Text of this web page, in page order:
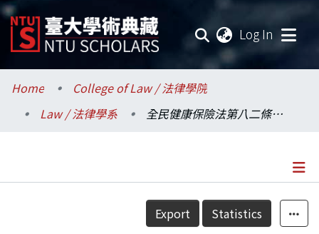
Log In
Communities & Collections
Research Outputs
Home
College of Law / 法律學院
Law / 法律學系
全民健康保險法第八二條與請求權代位─九十五年度台上字第一六二八號判決
Details
Export Statistics